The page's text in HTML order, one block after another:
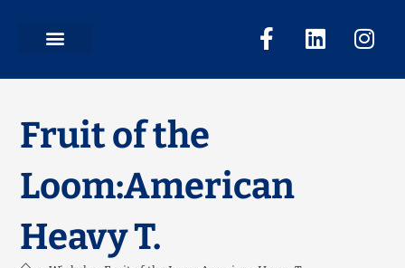
Fruit of the
Loom:American
Heavy T.